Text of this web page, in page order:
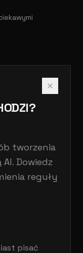
tworzenia
Dowiedz
reguły
pisać